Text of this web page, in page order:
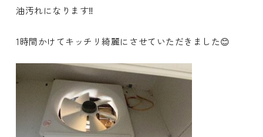
油汚れになります‼️
1時間かけてキッチリ綺麗にさせていただきました😊